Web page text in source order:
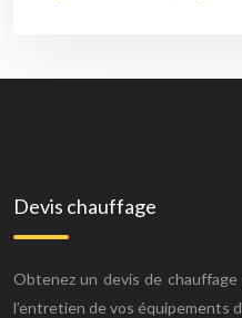
Devis chauffage
Obtenez un devis de chauffage
l’entretien de vos équipements